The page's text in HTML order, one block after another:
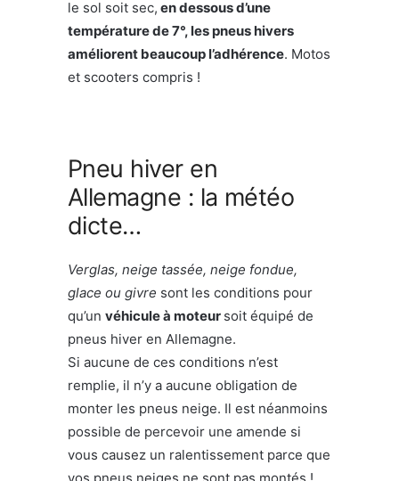
le sol soit sec, en dessous d’une
température de 7°, les pneus hivers
améliorent beaucoup l’adhérence. Motos
et scooters compris !
Pneu hiver en
Allemagne : la météo
dicte…
Verglas, neige tassée, neige fondue,
glace ou givre sont les conditions pour
qu’un véhicule à moteur soit équipé de
pneus hiver en Allemagne.
Si aucune de ces conditions n’est
remplie, il n’y a aucune obligation de
monter les pneus neige. Il est néanmoins
possible de percevoir une amende si
vous causez un ralentissement parce que